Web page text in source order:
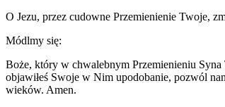
O Jezu, przez cudowne Przemienienie Twoje,
Módlmy się:
Boże, który w chwalebnym Przemienieniu Syna
objawiłeś Swoje w Nim upodobanie, pozwól
wieków. Amen.